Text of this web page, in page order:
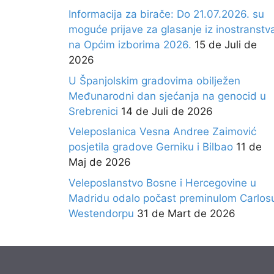
Informacija za birače: Do 21.07.2026. su
moguće prijave za glasanje iz
na Općim izborima 2026. 15 de Juli de
2026
U Španjolskim gradovima obilježen
Međunarodni dan sjećanja na genocid u
Srebrenici 14 de Juli de 2026
Veleposlanica Vesna Andree Zaimović
posjetila gradove Gerniku i Bilbao 11 de
Maj de 2026
Veleposlanstvo Bosne i Hercegovine u
Madridu odalo počast preminulom
Westendorpu 31 de Mart de 2026